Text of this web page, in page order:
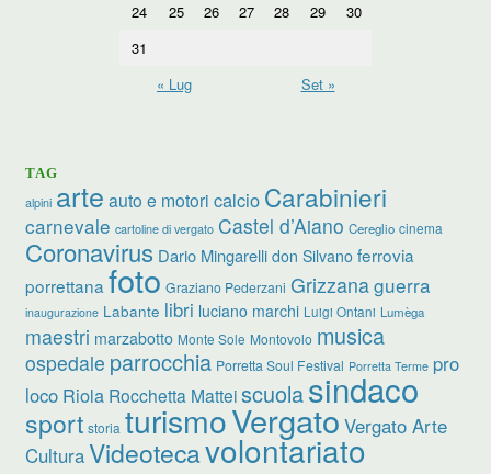
24
25 26 27 28 29
30
31
« Lug
Set »
TAG
alpini arte auto e motori calcio Carabinieri
carnevale cartoline di vergato Castel d’Aiano Cereglio cinema
Coronavirus Dario Mingarelli don Silvano ferrovia
porrettanafoto Graziano Pederzani Grizzanaguerra
inaugurazione Labante libri luciano marchi Luigi Ontani Lumèga
maestri marzabotto Monte Sole Montovolo musica
ospedale parrocchia Porretta Soul Festival Porretta Terme pro
loco Riola Rocchetta Matteiscuolasindaco
sport storia turismoVergato Vergato Arte
CulturaVideotecavolontariato